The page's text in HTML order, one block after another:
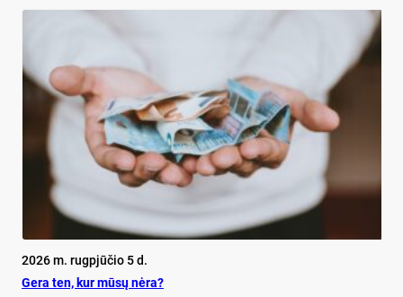
2026 m. rugpjūčio 5 d.
Ge­ra ten, kur mū­sų nė­ra?